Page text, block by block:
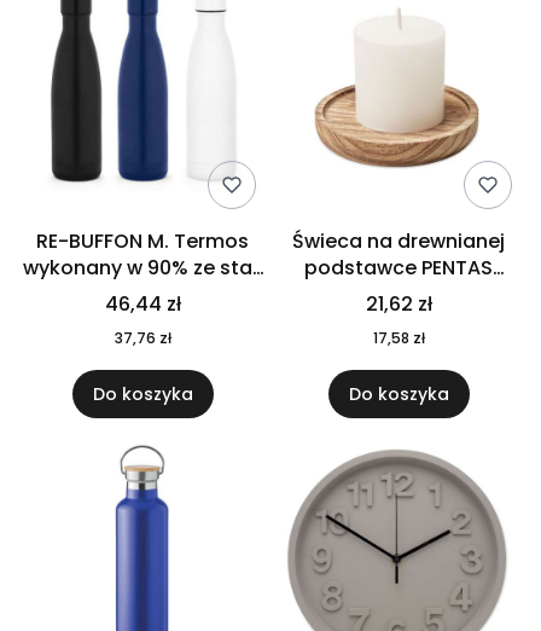
RE-BUFFON M. Termos
wykonany w 90% ze stali
nierdzewnej
pochodzącej z
recyklingu 520 ml 94294
46,44 zł
37,76 zł
Do koszyka
Świeca na drewnianej
podstawce PENTAS
MO6282-40
21,62 zł
17,58 zł
Do koszyka